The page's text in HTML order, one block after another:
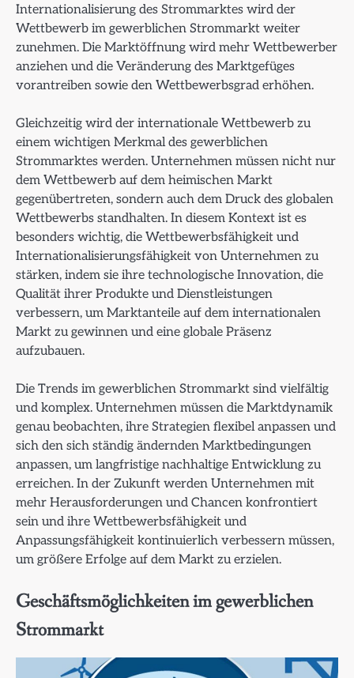
Internationalisierung des Strommarktes wird der
Wettbewerb im gewerblichen Strommarkt weiter
zunehmen. Die Marktöffnung wird mehr Wettbewerber
anziehen und die Veränderung des Marktgefüges
vorantreiben sowie den Wettbewerbsgrad erhöhen.
Gleichzeitig wird der internationale Wettbewerb zu
einem wichtigen Merkmal des gewerblichen
Strommarktes werden. Unternehmen müssen nicht nur
dem Wettbewerb auf dem heimischen Markt
gegenübertreten, sondern auch dem Druck des globalen
Wettbewerbs standhalten. In diesem Kontext ist es
besonders wichtig, die Wettbewerbsfähigkeit und
Internationalisierungsfähigkeit von Unternehmen zu
stärken, indem sie ihre technologische Innovation, die
Qualität ihrer Produkte und Dienstleistungen
verbessern, um Marktanteile auf dem internationalen
Markt zu gewinnen und eine globale Präsenz
aufzubauen.
Die Trends im gewerblichen Strommarkt sind vielfältig
und komplex. Unternehmen müssen die Marktdynamik
genau beobachten, ihre Strategien flexibel anpassen und
sich den sich ständig ändernden Marktbedingungen
anpassen, um langfristige nachhaltige Entwicklung zu
erreichen. In der Zukunft werden Unternehmen mit
mehr Herausforderungen und Chancen konfrontiert
sein und ihre Wettbewerbsfähigkeit und
Anpassungsfähigkeit kontinuierlich verbessern müssen,
um größere Erfolge auf dem Markt zu erzielen.
Geschäftsmöglichkeiten im gewerblichen
Strommarkt